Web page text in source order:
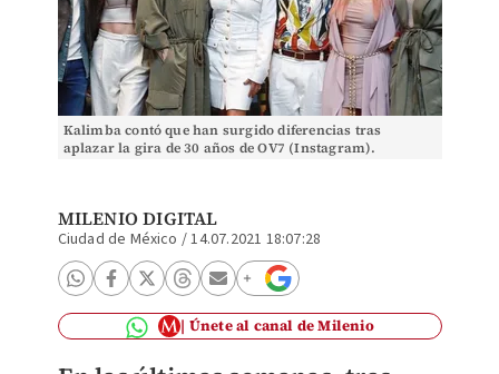
Kalimba contó que han surgido diferencias tras
aplazar la gira de 30 años de OV7 (Instagram).
MILENIO DIGITAL
Ciudad de México /14.07.2021 18:07:28
Únete al canal de Milenio